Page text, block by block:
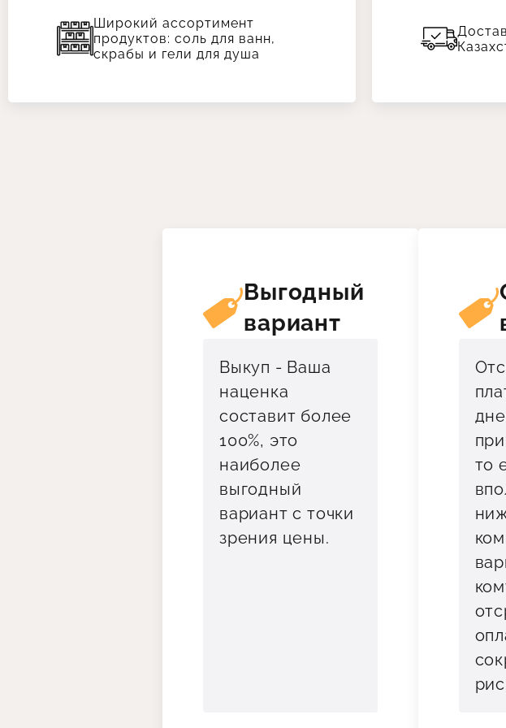
Широкий ассортимент
продуктов: соль для ванн,
скрабы и гели для душа
Выгодный
вариант
Выкуп - Ваша
наценка
составит более
100%, это
наиболее
выгодный
вариант с точки
зрения цены.
то